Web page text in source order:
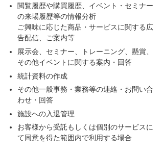
閲覧履歴や購買履歴、イベント・セミナー
の来場履歴等の情報分析
ご興味に応じた商品・サービスに関する広
告配信、ご案内等
展示会、セミナー、トレーニング、懸賞、
その他イベントに関する案内・回答
統計資料の作成
その他一般事務・業務等の連絡・お問い合
わせ・回答
施設への入退管理
お客様から受託もしくは個別のサービスに
て同意を得た範囲内で利用する場合